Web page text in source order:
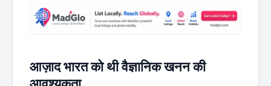
आज़ाद भारत को थी वैज्ञानिक खनन की